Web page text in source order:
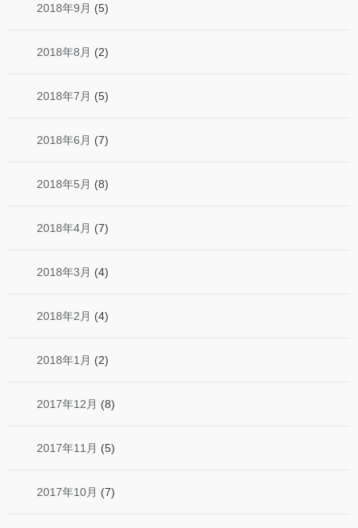
2018年9月 (5)
2018年8月 (2)
2018年7月 (5)
2018年6月 (7)
2018年5月 (8)
2018年4月 (7)
2018年3月 (4)
2018年2月 (4)
2018年1月 (2)
2017年12月 (8)
2017年11月 (5)
2017年10月 (7)